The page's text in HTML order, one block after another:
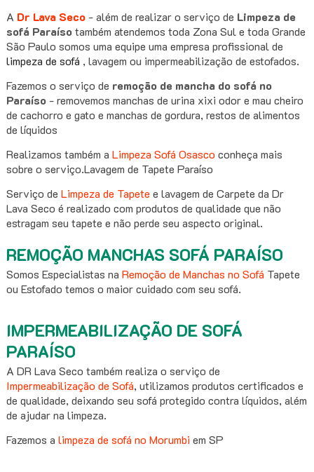
A Dr Lava Seco- além de realizar o serviço de Limpeza de
sofá Paraísotambém atendemos toda Zona Sul e toda Grande
São Paulo somos uma equipe uma empresa profissional de
limpeza de sofá , lavagem ou impermeabilização de estofados.
Fazemos o serviço de remoção de mancha do sofá no
Paraíso- removemos manchas de urina xixi odor e mau cheiro
de cachorro e gato e manchas de gordura, restos de alimentos
de líquidos
Realizamos também a Limpeza Sofá Osasco conheça mais
sobre o serviço.Lavagem de Tapete Paraíso
Serviço de Limpeza de Tapete e lavagem de Carpete da Dr
Lava Seco é realizado com produtos de qualidade que não
estragam seu tapete e não perde seu aspecto original.
REMOÇÃO MANCHAS SOFÁ PARAÍSO
Somos Especialistas na Remoção de Manchas no Sofá Tapete
ou Estofado temos o maior cuidado com seu sofá.
IMPERMEABILIZAÇÃO DE SOFÁ
PARAÍSO
A DR Lava Seco também realiza o serviço de
Impermeabilização de Sofá, utilizamos produtos certificados e
de qualidade, deixando seu sofá protegido contra líquidos, além
de ajudar na limpeza.
Fazemos a limpeza de sofá no Morumbi em SP